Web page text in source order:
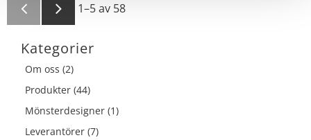
1–5av 58
Kategorier
Om oss (2)
Produkter (44)
Mönsterdesigner (1)
Leverantörer (7)